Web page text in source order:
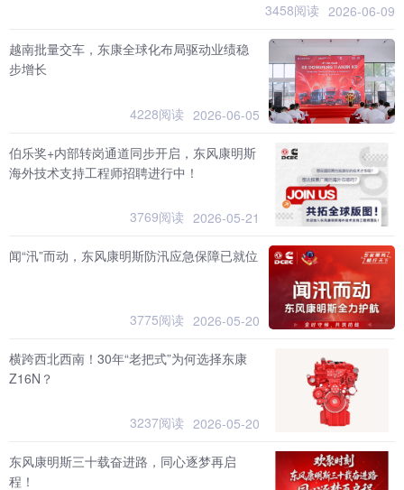
3458阅读 2026-06-09
越南批量交车，东康全球化布局驱动业绩稳
步增长
4228阅读 2026-06-05
伯乐奖+内部转岗通道同步开启，东风康明斯
海外技术支持工程师招聘进行中！
3769阅读 2026-05-21
闻“汛”而动，东风康明斯防汛应急保障已就位
3775阅读 2026-05-20
横跨西北西南！30年“老把式”为何选择东康
Z16N？
3237阅读 2026-05-20
东风康明斯三十载奋进路，同心逐梦再启
程！